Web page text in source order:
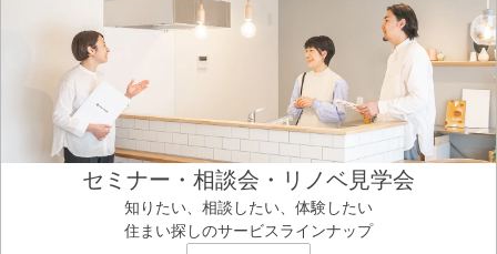
セミナー・相談会・リノベ見学会
知りたい、相談したい、体験したい
住まい探しのサービスラインナップ